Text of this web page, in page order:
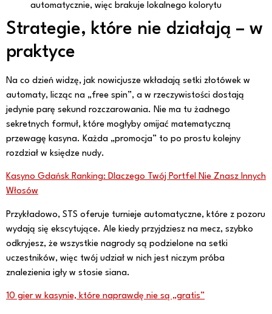
automatycznie, więc brakuje lokalnego kolorytu
Strategie, które nie działają – w
praktyce
Na co dzień widzę, jak nowicjusze wkładają setki złotówek w
automaty, licząc na „free spin”, a w rzeczywistości dostają
jedynie parę sekund rozczarowania. Nie ma tu żadnego
sekretnych formuł, które mogłyby omijać matematyczną
przewagę kasyna. Każda „promocja” to po prostu kolejny
rozdział w księdze nudy.
Kasyno Gdańsk Ranking: Dlaczego Twój Portfel Nie Znasz Innych
Włosów
Przykładowo, STS oferuje turnieje automatyczne, które z pozoru
wydają się ekscytujące. Ale kiedy przyjdziesz na mecz, szybko
odkryjesz, że wszystkie nagrody są podzielone na setki
uczestników, więc twój udział w nich jest niczym próba
znalezienia igły w stosie siana.
10 gier w kasynie, które naprawdę nie są „gratis”